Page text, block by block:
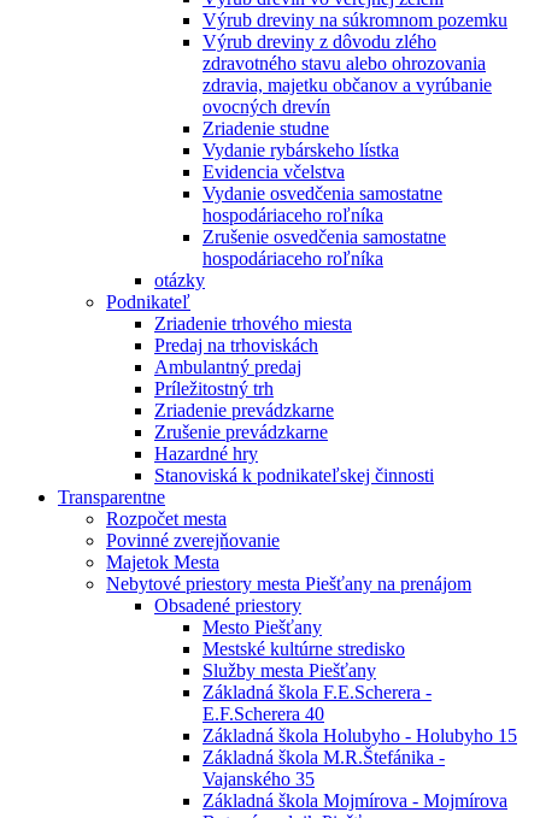
Výrub dreviny na súkromnom pozemku
Výrub dreviny z dôvodu zlého
zdravotného stavu alebo ohrozovania
zdravia, majetku občanov a vyrúbanie
ovocných drevín
Zriadenie studne
Vydanie rybárskeho lístka
Evidencia včelstva
Vydanie osvedčenia samostatne
hospodáriaceho roľníka
Zrušenie osvedčenia samostatne
hospodáriaceho roľníka
otázky
Podnikateľ
Zriadenie trhového miesta
Predaj na trhoviskách
Ambulantný predaj
Príležitostný trh
Zriadenie prevádzkarne
Zrušenie prevádzkarne
Hazardné hry
Stanoviská k podnikateľskej činnosti
Transparentne
Rozpočet mesta
Povinné zverejňovanie
Majetok Mesta
Nebytové priestory mesta Piešťany na prenájom
Obsadené priestory
Mesto Piešťany
Mestské kultúrne stredisko
Služby mesta Piešťany
Základná škola F.E.Scherera -
E.F.Scherera 40
Základná škola Holubyho - Holubyho 15
Základná škola M.R.Štefánika -
Vajanského 35
Základná škola Mojmírova - Mojmírova